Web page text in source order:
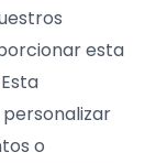
esta
o